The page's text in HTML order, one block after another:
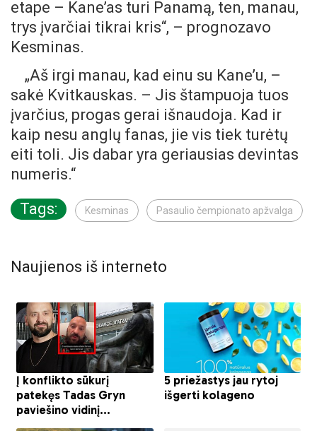
etape – Kane’as turi Panamą, ten, manau,
trys įvarčiai tikrai kris“, – prognozavo
Kesminas.
„Aš irgi manau, kad einu su Kane’u, –
sakė Kvitkauskas. – Jis štampuoja tuos
įvarčius, progas gerai išnaudoja. Kad ir
kaip nesu anglų fanas, jie vis tiek turėtų
eiti toli. Jis dabar yra geriausias devintas
numeris.“
Tags:
Kesminas Pasaulio čempionato apžvalga
Naujienos iš interneto